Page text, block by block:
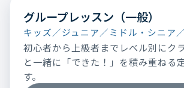
グループレッスン（一般）
キッズ／ジュニア／ミドル・シニア
初心者から上級者までレベル別にク
と一緒に「できた！」を積み重ねる
す。